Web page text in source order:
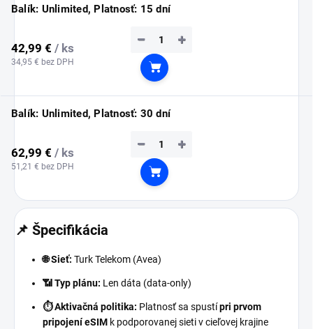
Balík: Unlimited, Platnosť: 15 dní
42,99 € / ks
34,95 € bez DPH
+
−
Do košíka
Balík: Unlimited, Platnosť: 30 dní
62,99 € / ks
51,21 € bez DPH
+
−
Do košíka
📌 Špecifikácia
🌐 Sieť: Turk Telekom (Avea)
📶 Typ plánu: Len dáta (data-only)
⏱️ Aktivačná politika: Platnosť sa spustípri prvom
pripojení eSIM k podporovanej sieti v cieľovej krajine